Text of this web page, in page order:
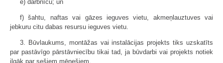
e) darbnīcu; un
f) šahtu, naftas vai gāzes ieguves vietu, akmeņlauztuves vai
jebkuru citu dabas resursu ieguves vietu.
3. Būvlaukums, montāžas vai instalācijas projekts tiks uzskatīts
par pastāvīgo pārstāvniecību tikai tad, ja būvdarbi vai projekts notiek
ilgāk par sešiem mēnešiem.